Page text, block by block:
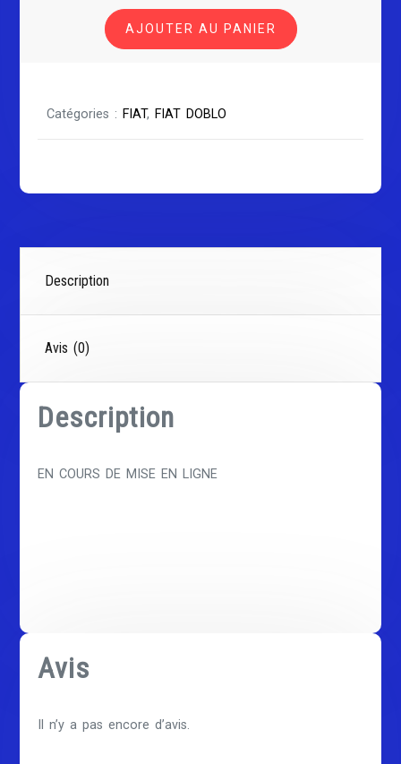
FIAT
DOBLO
serie
AJOUTER AU PANIER
Catégories : FIAT, FIAT DOBLO
Description
Avis (0)
Description
EN COURS DE MISE EN LIGNE
Avis
Il n’y a pas encore d’avis.